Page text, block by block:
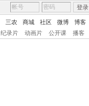
登录
三农 商城 社区 微博 博客
纪录片 动画片 公开课 播客